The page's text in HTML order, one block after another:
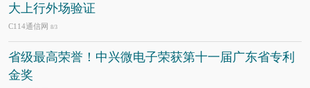
大上行外场验证
C114通信网 8/3
省级最高荣誉！中兴微电子荣获第十一届广东省专利
金奖